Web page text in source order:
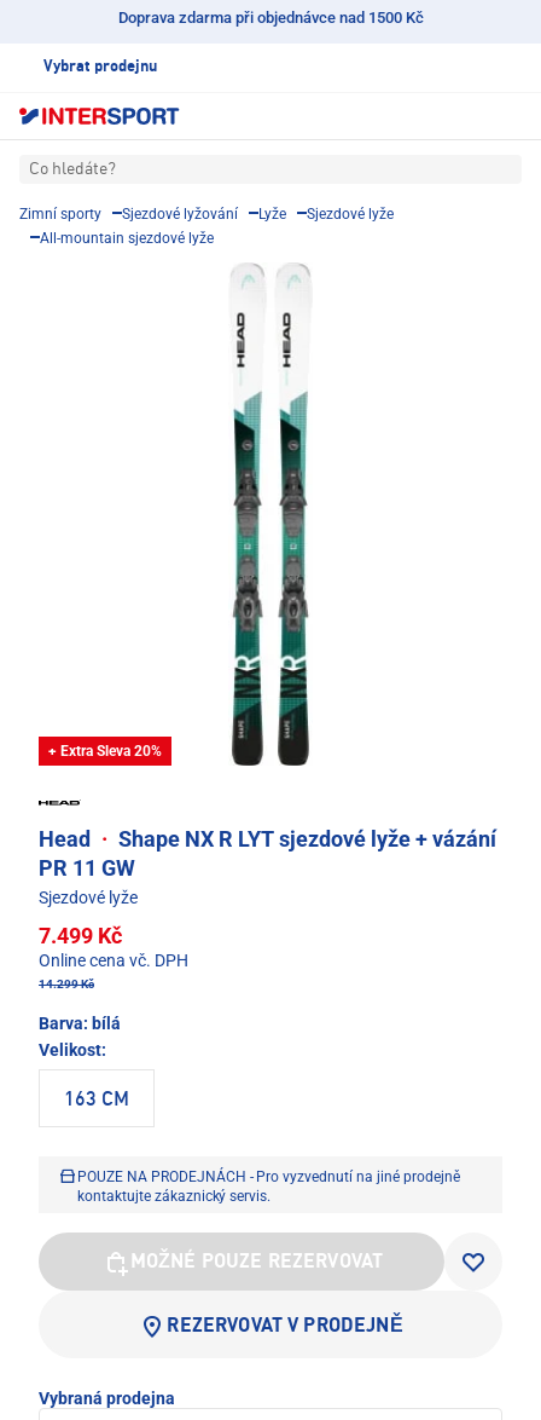
Doprava zdarma při objednávce nad 1500 Kč
Vybrat prodejnu
Co hledáte?
Zimní sporty Sjezdové lyžování Lyže
Sjezdové lyže
All-mountain sjezdové lyže
+ Extra Sleva 20%
Head · Shape NX R LYT sjezdové lyže + vázání
PR 11 GW
Sjezdové lyže
7.499 Kč
Online cena vč. DPH
14.299 Kč
Barva: bílá
Velikost:
163 CM
POUZE NA PRODEJNÁCH - Pro vyzvednutí na jiné prodejně
kontaktujte zákaznický servis.
MOŽNÉ POUZE REZERVOVAT
REZERVOVAT V PRODEJNĚ
Vybraná prodejna